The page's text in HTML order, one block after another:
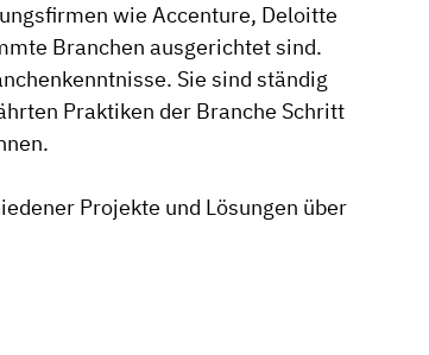
wie Accenture, Deloitte
Branchen ausgerichtet sind.
Sie sind ständig
Praktiken der Branche Schritt
Projekte und Lösungen über